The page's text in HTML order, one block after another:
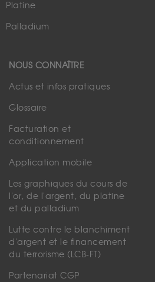
Platine
Palladium
NOUS CONNAÎTRE
Actus et infos pratiques
Glossaire
Facturation et
conditionnement
Application mobile
Les graphiques du cours de
l'or, de l'argent, du platine
et du palladium
Lutte contre le blanchiment
d'argent et le financement
du terrorisme (LCB-FT)
Partenariat CGP